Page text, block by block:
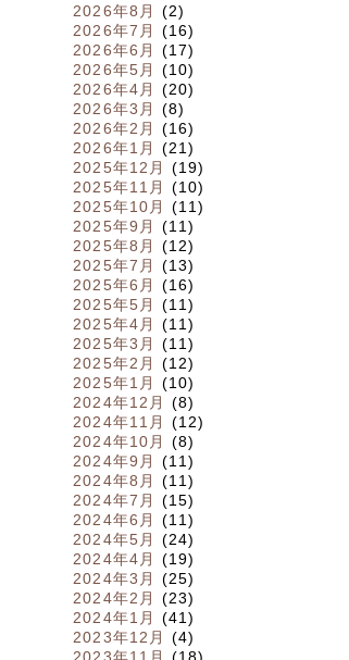
2026年8月
(2)
2026年7月
(16)
2026年6月
(17)
2026年5月
(10)
2026年4月
(20)
2026年3月
(8)
2026年2月
(16)
2026年1月
(21)
2025年12月
(19)
2025年11月
(10)
2025年10月
(11)
2025年9月
(11)
2025年8月
(12)
2025年7月
(13)
2025年6月
(16)
2025年5月
(11)
2025年4月
(11)
2025年3月
(11)
2025年2月
(12)
2025年1月
(10)
2024年12月
(8)
2024年11月
(12)
2024年10月
(8)
2024年9月
(11)
2024年8月
(11)
2024年7月
(15)
2024年6月
(11)
2024年5月
(24)
2024年4月
(19)
2024年3月
(25)
2024年2月
(23)
2024年1月
(41)
2023年12月
(4)
2023年11月
(18)